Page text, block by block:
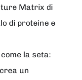
Matrix di
di proteine e
la seta:
un